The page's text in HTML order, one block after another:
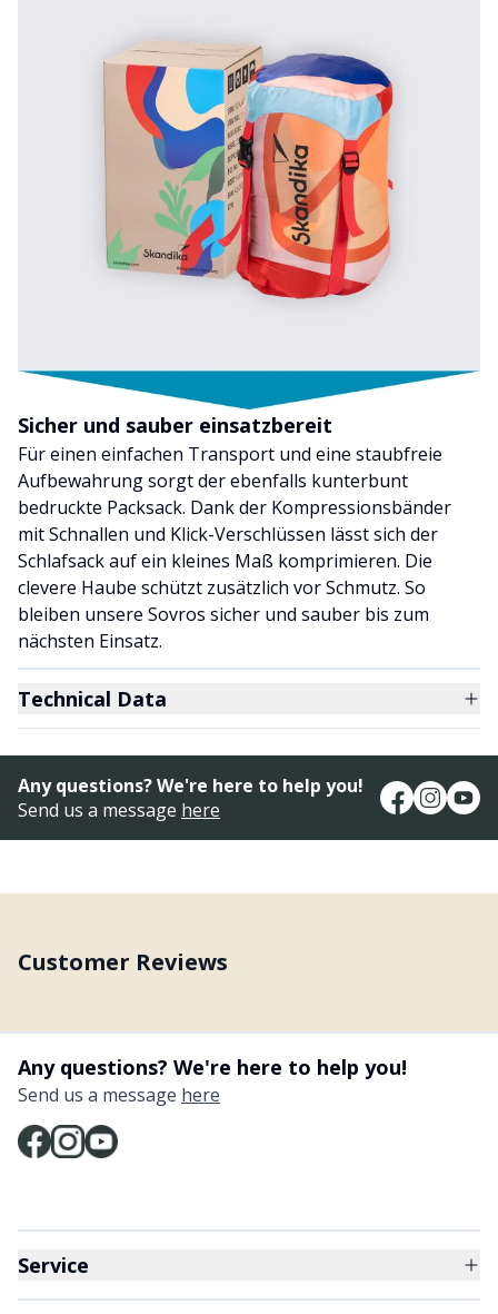
Sicher und sauber einsatzbereit
Für einen einfachen Transport und eine staubfreie
Aufbewahrung sorgt der ebenfalls kunterbunt
bedruckte Packsack. Dank der Kompressionsbänder
mit Schnallen und Klick-Verschlüssen lässt sich der
Schlafsack auf ein kleines Maß komprimieren. Die
clevere Haube schützt zusätzlich vor Schmutz. So
bleiben unsere Sovros sicher und sauber bis zum
nächsten Einsatz.
Technical Data
Any questions? We're here to help you!
Send us a message here
Customer Reviews
Any questions? We're here to help you!
Send us a message here
Service